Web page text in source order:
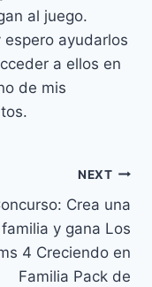
al juego.
ayudarlos
a ellos en
de mis
NEXT
Crea una
familia y gana Los
4 Creciendo en
Familia Pack de